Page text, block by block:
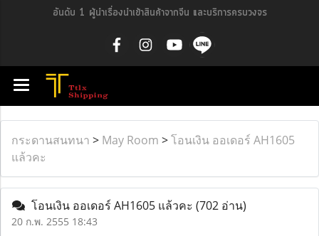
อันดับ 1 ผู้นำเรื่องนำเข้าสินค้าจากจีน และบริการครบวงจร
กระดานสนทนา > May Room >โอนเงิน ออเดอร์ AH1605
แล้วคะ
โอนเงิน ออเดอร์ AH1605 แล้วคะ (702 อ่าน)
20 ก.พ. 2555 18:43